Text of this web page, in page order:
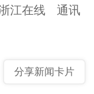
江在线
通讯
分享新闻卡片